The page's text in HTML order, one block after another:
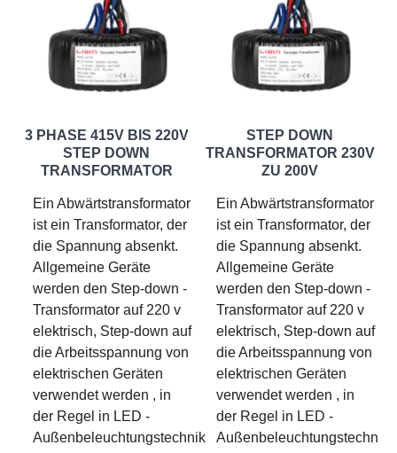
3 PHASE 415V BIS 220V
STEP DOWN
TRANSFORMATOR
Ein Abwärtstransformator
ist ein Transformator, der
die Spannung absenkt.
Allgemeine Geräte
werden den Step-down -
Transformator auf 220 v
elektrisch, Step-down auf
die Arbeitsspannung von
elektrischen Geräten
verwendet werden , in
der Regel in LED -
Außenbeleuchtungstechnik
STEP DOWN
TRANSFORMATOR 230V
ZU 200V
Ein Abwärtstransformator
ist ein Transformator, der
die Spannung absenkt.
Allgemeine Geräte
werden den Step-down -
Transformator auf 220 v
elektrisch, Step-down auf
die Arbeitsspannung von
elektrischen Geräten
verwendet werden , in
der Regel in LED -
Außenbeleuchtungstechnik